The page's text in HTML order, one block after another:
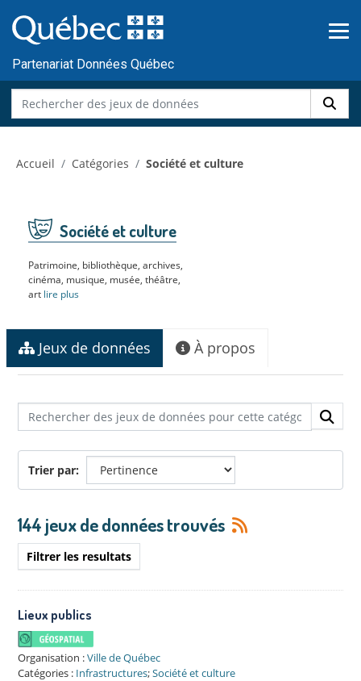
au
contenu
Partenariat Données Québec
Accueil Catégories Société et culture
Société et culture
Patrimoine, bibliothèque, archives,
cinéma, musique, musée, théâtre,
art lire plus
Jeux de données À propos
Trier par
144 jeux de données trouvés
Filtrer les resultats
Lieux publics
Organisation :Ville de Québec
Catégories : Infrastructures;Société et culture